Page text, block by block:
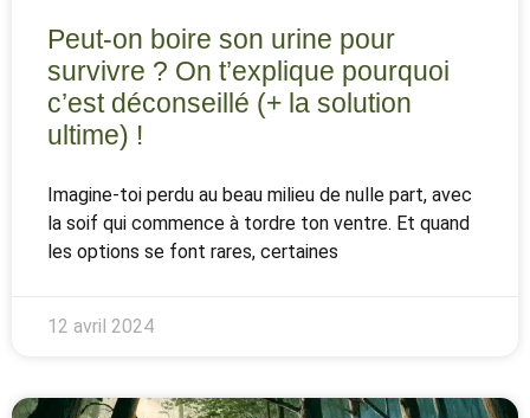
Peut-on boire son urine pour
survivre ? On t’explique pourquoi
c’est déconseillé (+ la solution
ultime) !
Imagine-toi perdu au beau milieu de nulle part, avec
la soif qui commence à tordre ton ventre. Et quand
les options se font rares, certaines
12 avril 2024